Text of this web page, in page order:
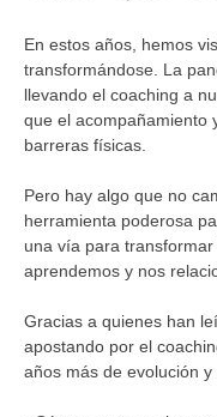
En estos años, hemos
transformándose. La
llevando el coaching a
que el acompañamiento
barreras físicas.
Pero hay algo que no
herramienta poderosa
una vía para
aprendemos y nos
Gracias a quienes han
apostando por el
años más de evolución y